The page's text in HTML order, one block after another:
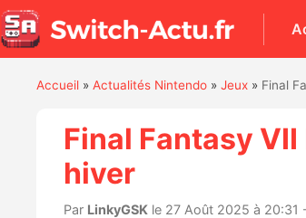
Accueil» Actualités Nintendo» Jeux» Final
Final Fantasy
hiver
Par LinkyGSKle 27 Août 2025 à 20:31